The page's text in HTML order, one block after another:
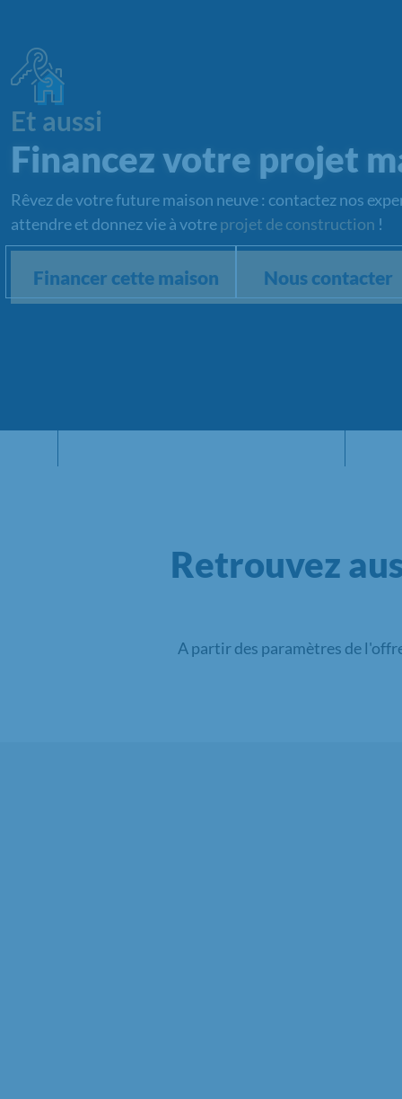
Et aussi
Financez votre projet
Rêvez de votre future maison neuve : contactez nos
attendre et donnez vie à votreprojet de construction !
Financer cette maison Nous contacter
Retrouvez
A partir des paramètres de